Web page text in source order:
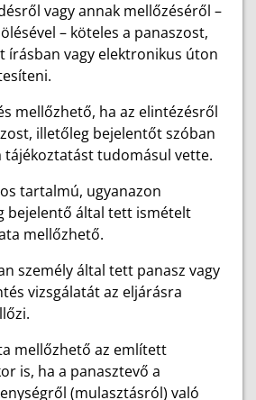
vagy annak mellőzéséről –
– köteles a panaszost,
írásban vagy elektronikus úton
mellőzhető, ha az elintézésről
illetőleg bejelentőt szóban
tájékoztatást tudomásul vette.
tartalmú, ugyanazon
bejelentő által tett ismételt
mellőzhető.
személy által tett panasz vagy
vizsgálatát az eljárásra
mellőzhető az említett
is, ha a panasztevő a
(mulasztásról) való